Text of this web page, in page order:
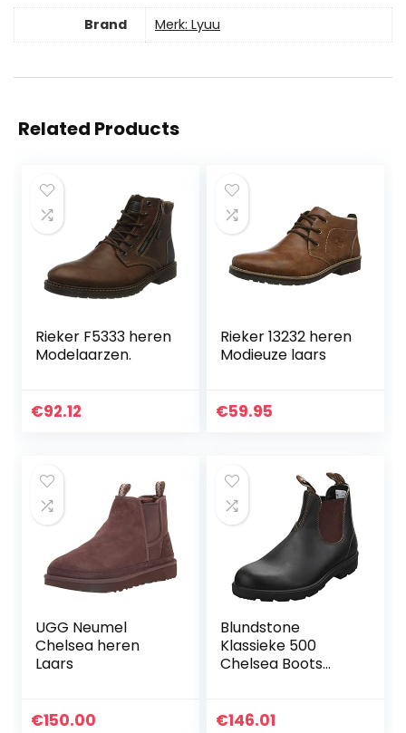
Brand Merk: Lyuu
Related Products
Rieker F5333 heren
Modelaarzen.
€92.12
Rieker 13232 heren
Modieuze laars
€59.95
UGG Neumel
Chelsea heren
Laars
€150.00
Blundstone
Klassieke 500
Chelsea Boots
€146.01